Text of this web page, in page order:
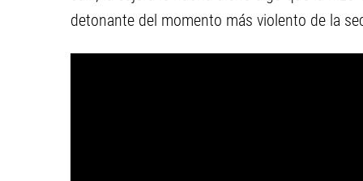
detonante del momento más violento de la